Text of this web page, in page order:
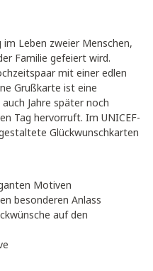
Leben zweier Menschen,
Familie gefeiert wird.
mit einer edlen
Grußkarte ist eine
Jahre später noch
Tag hervorruft. Im UNICEF-
Glückwunschkarten
Motiven
besonderen Anlass
auf den